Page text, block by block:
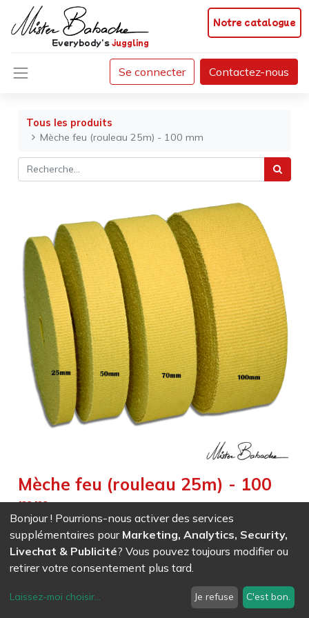
Notre catalogue
Everybody'sjuggling
Se connecter Contactez-nous
Tous les produits
Mèche feu (rouleau 25m) - 100 mm
Mèche feu (rouleau 25m) - 100
mm
Weight : 3,000kg| Weight Net :3,000kg| Size :
Exclusif : mèche Kevlar® tricotée pour un meilleur maintien et
EAN - Ref (
Bonjour ! Pourrions-nous activer des services
supplémentaires pour Marketing, Analytics, Security,
Livechat & Publicité? Vous pouvez toujours modifier ou
retirer votre consentement plus tard.
Laissez-moi choisir... Je refuse C'est bon.